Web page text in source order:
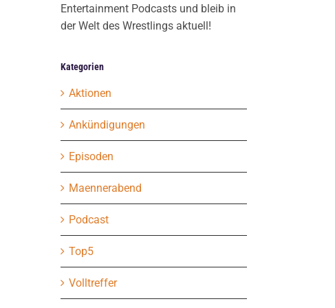
Entertainment Podcasts und bleib in
der Welt des Wrestlings aktuell!
Kategorien
Aktionen
Ankündigungen
Episoden
Maennerabend
Podcast
Top5
Volltreffer